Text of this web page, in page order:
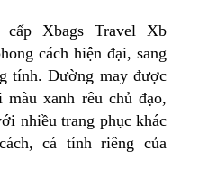
Xbags Travel Xb
cách hiện đại, sang
tính. Đường may được
xanh rêu chủ đạo,
nhiều trang phục khác
cá tính riêng của